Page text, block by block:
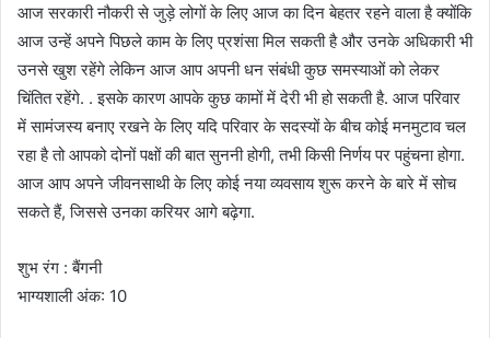
आज सरकारी नौकरी से जुड़े लोगों के लिए आज का दिन बेहतर रहने वाला है क्योंकि
आज उन्हें अपने पिछले काम के लिए प्रशंसा मिल सकती है और उनके अधिकारी भी
उनसे खुश रहेंगे लेकिन आज आप अपनी धन संबंधी कुछ समस्याओं को लेकर
चिंतित रहेंगे. . इसके कारण आपके कुछ कामों में देरी भी हो सकती है. आज परिवार
में सामंजस्य बनाए रखने के लिए यदि परिवार के सदस्यों के बीच कोई मनमुटाव चल
रहा है तो आपको दोनों पक्षों की बात सुननी होगी, तभी किसी निर्णय पर पहुंचना होगा.
आज आप अपने जीवनसाथी के लिए कोई नया व्यवसाय शुरू करने के बारे में सोच
सकते हैं, जिससे उनका करियर आगे बढ़ेगा.
शुभ रंग : बैंगनी
भाग्यशाली अंक: 10